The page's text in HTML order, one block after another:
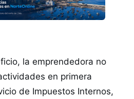
la emprendedora no
en primera
de Impuestos Internos,